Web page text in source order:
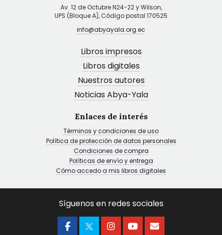
Av. 12 de Octubre N24-22 y Wilson,
UPS (Bloque A), Código postal 170525
info@abyayala.org.ec
Libros impresos
Libros digitales
Nuestros autores
Noticias Abya-Yala
Enlaces de interés
Términos y condiciones de uso
Política de protección de datos personales
Condiciones de compra
Políticas de envío y entrega
Cómo accedo a mis libros digitales
Síguenos en redes sociales